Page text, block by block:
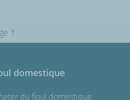
↑
domestique
du fioul domestique